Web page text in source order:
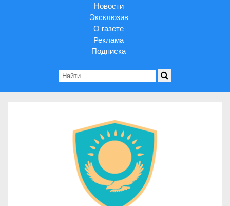
Новости
Эксклюзив
О газете
Реклама
Подписка